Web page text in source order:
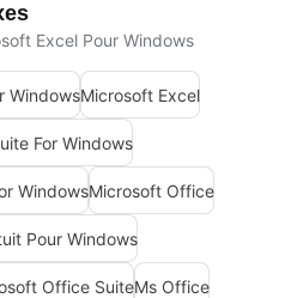
Excel Pour Windows
WindowsMicrosoft Excel
For Windows
WindowsMicrosoft Office
Pour Windows
Office SuiteMs Office